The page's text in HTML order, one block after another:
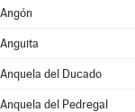
Angón
Anguita
Anquela del Ducado
Anquela del Pedregal